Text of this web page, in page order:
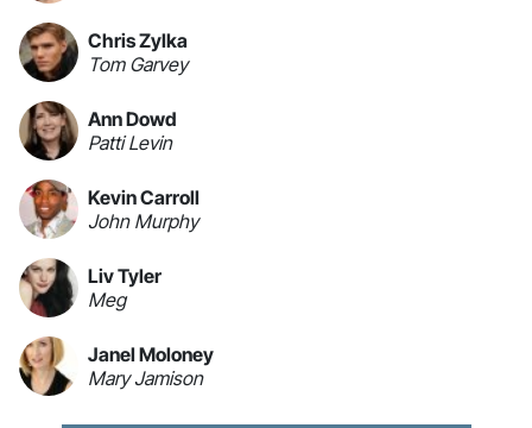
Chris Zylka
Tom Garvey
Ann Dowd
Patti Levin
Kevin Carroll
John Murphy
Liv Tyler
Meg
Janel Moloney
Mary Jamison